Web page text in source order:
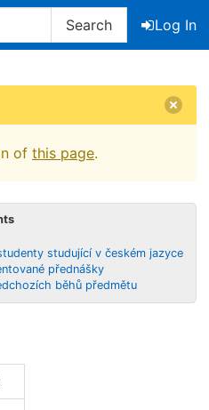
Search
Log In
of this page.
studující v českém jazyce
přednášky
běhů předmětu